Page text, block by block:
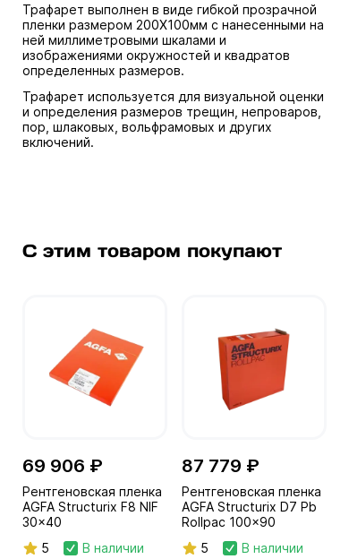
Трафарет выполнен в виде гибкой прозрачной
пленки размером 200X100мм с нанесенными на
ней миллиметровыми шкалами и
изображениями окружностей и квадратов
определенных размеров.
Трафарет используется для визуальной оценки
и определения размеров трещин, непроваров,
пор, шлаковых, вольфрамовых и других
включений.
С этим товаром покупают
69 906 ₽
Рентгеновская пленка
AGFA Structurix F8 NIF
30x40
5
В наличии
87 779 ₽
Рентгеновская пленка
AGFA Structurix D7 Pb
Rollpac 100x90
5
В наличии